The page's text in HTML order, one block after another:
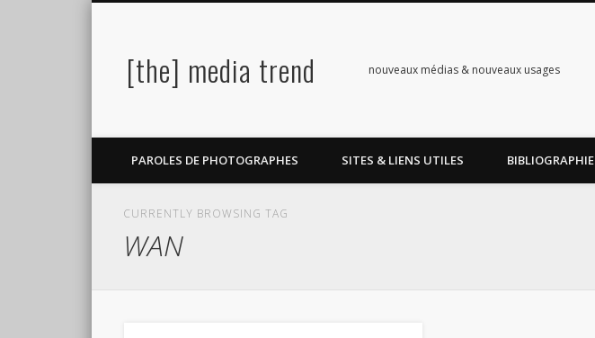
[the] media trend nouveaux médias & nouveaux usages
LinkedIn
PAROLES DE PHOTOGRAPHES SITES & LIENS UTILES BIBLIOGRAPHIE
CURRENTLY BROWSING TAG
WAN